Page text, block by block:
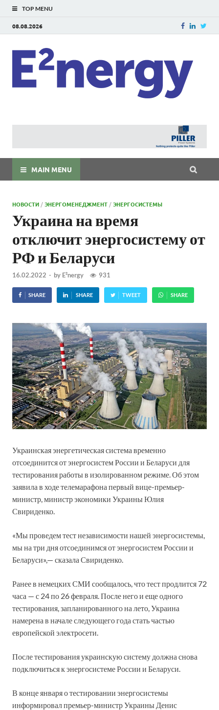
TOP MENU
08.08.2026
MAIN MENU
НОВОСТИ /ЭНЕРГОМЕНЕДЖМЕНТ /ЭНЕРГОСИСТЕМЫ
Украина на время
отключит энергосистему от
РФ и Беларуси
16.02.2022 - by E²nergy 931
SHARE SHARE TWEET SHARE
Украинская энергетическая система временно
отсоединится от энергосистем России и Беларуси для
тестирования работы в изолированном режиме. Об этом
заявила в ходе телемарафона первый вице-премьер-
министр, министр экономики Украины Юлия
Свириденко.
«Мы проведем тест независимости нашей энергосистемы,
мы на три дня отсоединимся от энергосистем России и
Беларуси»,— сказала Свириденко.
Ранее в немецких СМИ сообщалось, что тест продлится 72
часа — с 24 по 26 февраля. После него и еще одного
тестирования, запланированного на лето, Украина
намерена в начале следующего года стать частью
европейской электросети.
После тестирования украинскую систему должна снова
подключиться к энергосистеме России и Беларуси.
В конце января о тестировании энергосистемы
информировал премьер-министр Украины Денис